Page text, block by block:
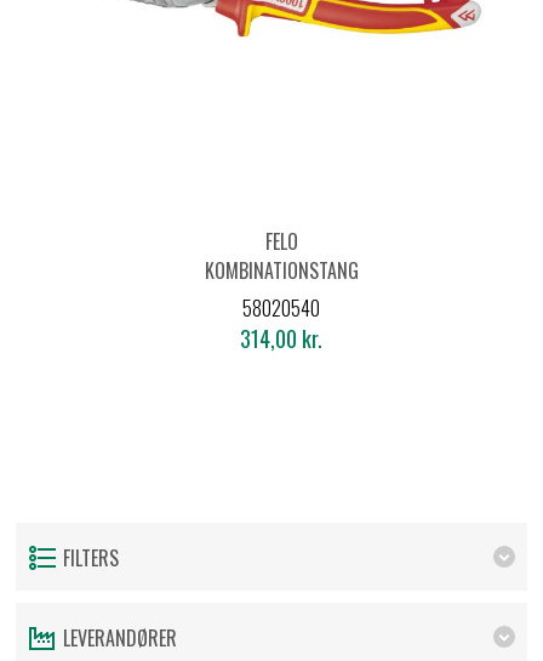
FELO
KOMBINATIONSTANG
VDE 580 - 205MM
58020540
314,00 kr.
FILTERS
LEVERANDØRER